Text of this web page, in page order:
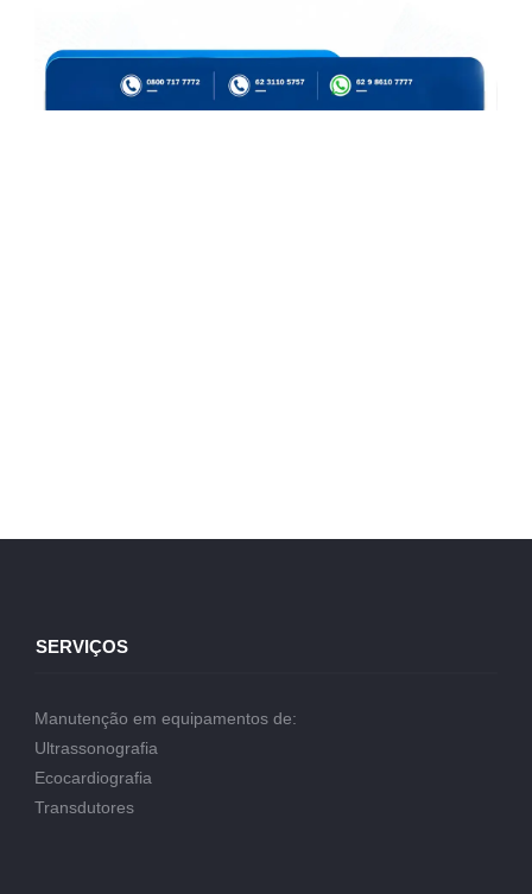
SERVIÇOS
Manutenção em equipamentos de:
Ultrassonografia
Ecocardiografia
Transdutores